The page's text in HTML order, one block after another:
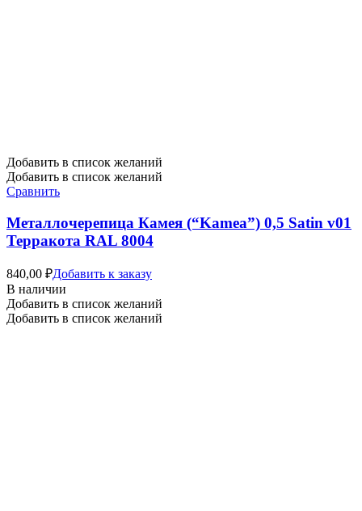
Добавить в список желаний
Добавить в список желаний
Сравнить
Металлочерепица Камея (“Kamea”) 0,5 Satin v01
Терракота RAL 8004
840,00 ₽Добавить к заказу
В наличии
Добавить в список желаний
Добавить в список желаний